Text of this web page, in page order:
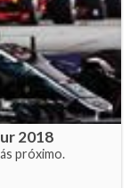
2018
próximo.